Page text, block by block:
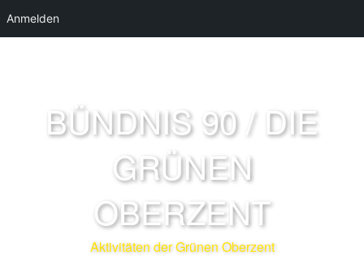
BÜNDNIS 90 / DIE
GRÜNEN
OBERZENT
Aktivitäten der Grünen Oberzent
Anmelden